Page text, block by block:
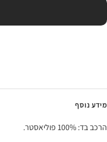
מידע נוסף
הרכב בד: 100% פוליאסטר.